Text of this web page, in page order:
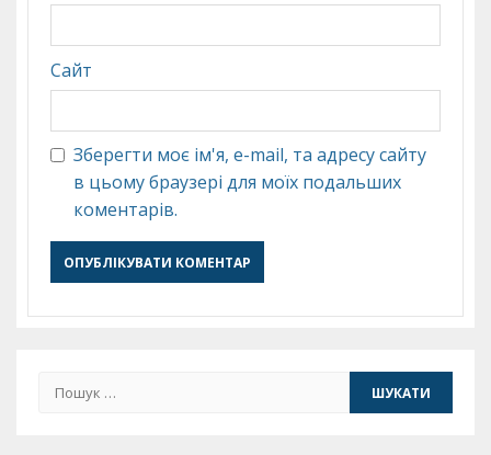
Сайт
Зберегти моє ім'я, e-mail, та адресу сайту
в цьому браузері для моїх подальших
коментарів.
Пошук: